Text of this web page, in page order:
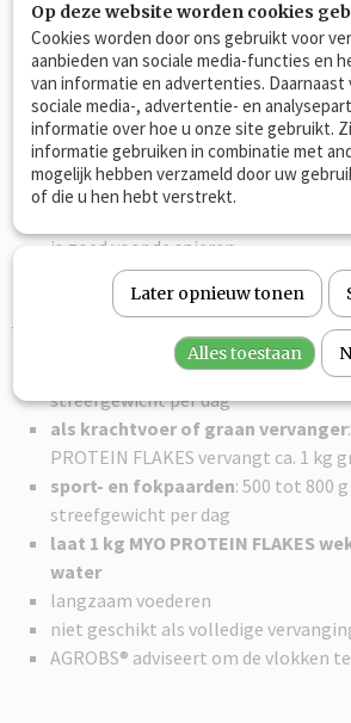
hebben.
Toepassing:
als verrijking of opwaardering van
als alternatief voor krachtvoer of
bij eiwittekorten en ter
is goed voor de spieren
Voeradvies:
als ruwvoer upgrade: 300 tot 500 g
streefgewicht per dag
als krachtvoer of graan vervanger
PROTEIN FLAKES vervangt ca. 1 kg
sport- en fokpaarden: 500 tot 800
streefgewicht per dag
laat 1 kg MYO PROTEIN FLAKES
water
langzaam voederen
niet geschikt als volledige
AGROBS® adviseert om de vlokken
Op deze website worden cookies
Cookies worden door ons gebruikt voor
aanbieden van sociale media-functies en
van informatie en advertenties. Daarnaast
sociale media-, advertentie- en
informatie over hoe u onze site gebruikt.
informatie gebruiken in combinatie met
mogelijk hebben verzameld door uw
of die u hen hebt verstrekt.
Later opnieuw tonen
Alles toestaan